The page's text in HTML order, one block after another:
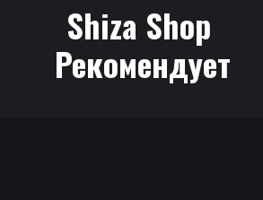
Shiza Shop
Рекомендует